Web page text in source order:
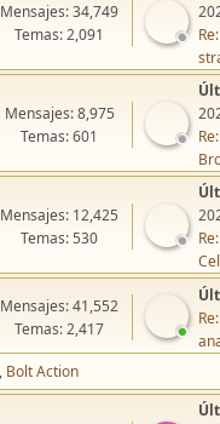
Mensajes: 34,749
Temas: 2,091
Mensajes: 8,975
Temas: 601
Mensajes: 12,425
Temas: 530
Mensajes: 41,552
Temas: 2,417
Bolt Action